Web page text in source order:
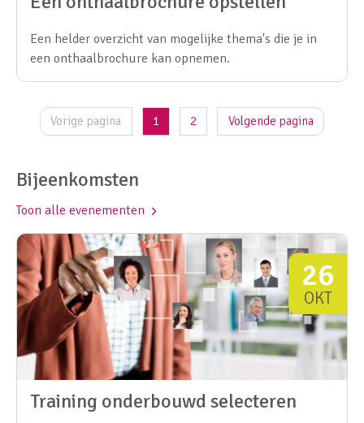
Een helder overzicht van mogelijke thema's die je in
een onthaalbrochure kan opnemen.
Vorige pagina 1 2 Volgende pagina
Bijeenkomsten
Toon alle evenementen
Training onderbouwd selecteren
26
OKT